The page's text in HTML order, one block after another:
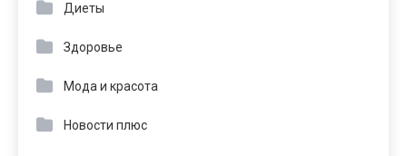
Диеты
Здоровье
Мода и красота
Новости плюс